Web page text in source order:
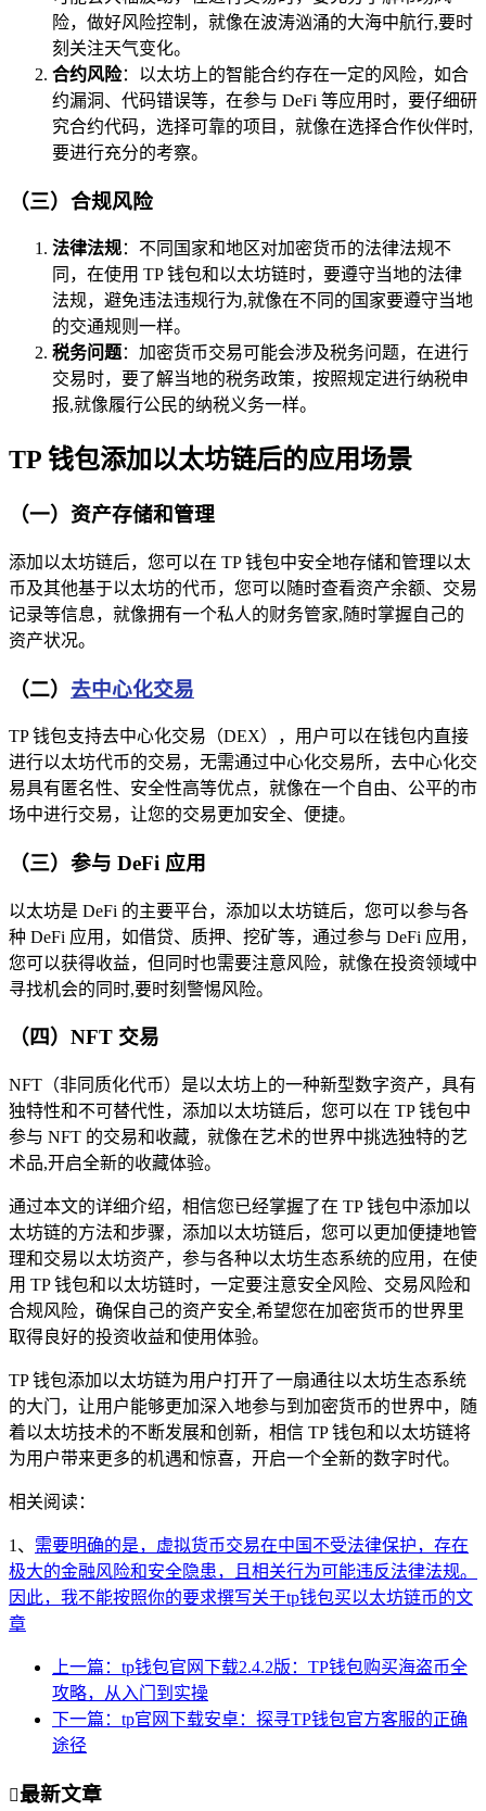
险，做好风险控制，就像在波涛汹涌的大海中航行,要时
刻关注天气变化。
合约风险：以太坊上的智能合约存在一定的风险，如合
约漏洞、代码错误等，在参与 DeFi 等应用时，要仔细研
究合约代码，选择可靠的项目，就像在选择合作伙伴时,
要进行充分的考察。
（三）合规风险
法律法规：不同国家和地区对加密货币的法律法规不
同，在使用 TP 钱包和以太坊链时，要遵守当地的法律
法规，避免违法违规行为,就像在不同的国家要遵守当地
的交通规则一样。
税务问题：加密货币交易可能会涉及税务问题，在进行
交易时，要了解当地的税务政策，按照规定进行纳税申
报,就像履行公民的纳税义务一样。
TP 钱包添加以太坊链后的应用场景
（一）资产存储和管理
添加以太坊链后，您可以在 TP 钱包中安全地存储和管理以太
币及其他基于以太坊的代币，您可以随时查看资产余额、交易
记录等信息，就像拥有一个私人的财务管家,随时掌握自己的
资产状况。
（二） 去中心化交易
TP 钱包支持去中心化交易（DEX），用户可以在钱包内直接
进行以太坊代币的交易，无需通过中心化交易所，去中心化交
易具有匿名性、安全性高等优点，就像在一个自由、公平的市
场中进行交易，让您的交易更加安全、便捷。
（三）参与 DeFi 应用
以太坊是 DeFi 的主要平台，添加以太坊链后，您可以参与各
种 DeFi 应用，如借贷、质押、挖矿等，通过参与 DeFi 应用，
您可以获得收益，但同时也需要注意风险，就像在投资领域中
寻找机会的同时,要时刻警惕风险。
（四）NFT 交易
NFT（非同质化代币）是以太坊上的一种新型数字资产，具有
独特性和不可替代性，添加以太坊链后，您可以在 TP 钱包中
参与 NFT 的交易和收藏，就像在艺术的世界中挑选独特的艺
术品,开启全新的收藏体验。
通过本文的详细介绍，相信您已经掌握了在 TP 钱包中添加以
太坊链的方法和步骤，添加以太坊链后，您可以更加便捷地管
理和交易以太坊资产，参与各种以太坊生态系统的应用，在使
用 TP 钱包和以太坊链时，一定要注意安全风险、交易风险和
合规风险，确保自己的资产安全,希望您在加密货币的世界里
取得良好的投资收益和使用体验。
TP 钱包添加以太坊链为用户打开了一扇通往以太坊生态系统
的大门，让用户能够更加深入地参与到加密货币的世界中，随
着以太坊技术的不断发展和创新，相信 TP 钱包和以太坊链将
为用户带来更多的机遇和惊喜，开启一个全新的数字时代。
相关阅读：
1、 需要明确的是，虚拟货币交易在中国不受法律保护，存在
极大的金融风险和安全隐患，且相关行为可能违反法律法规。
因此，我不能按照你的要求撰写关于tp钱包买以太坊链币的文
章
上一篇：tp钱包官网下载2.4.2版：TP钱包购买海盗币全
攻略，从入门到实操
下一篇：tp官网下载安卓：探寻TP钱包官方客服的正确
途径
最新文章